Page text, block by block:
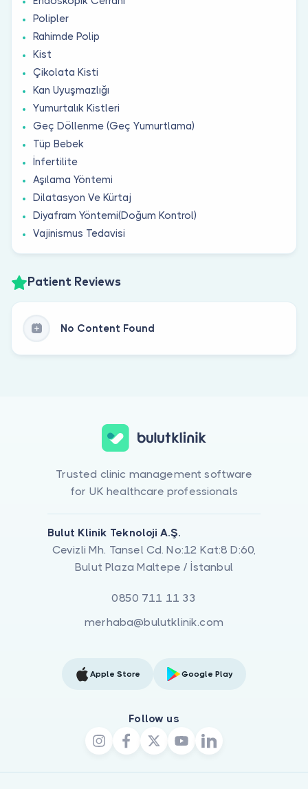
Polipler
Rahimde Polip
Kist
Çikolata Kisti
Kan Uyuşmazlığı
Yumurtalık Kistleri
Geç Döllenme (Geç Yumurtlama)
Tüp Bebek
İnfertilite
Aşılama Yöntemi
Dilatasyon Ve Kürtaj
Diyafram Yöntemi(Doğum Kontrol)
Vajinismus Tedavisi
Patient Reviews
No Content Found
Trusted clinic management software
for UK healthcare professionals
Bulut Klinik Teknoloji A.Ş.
Cevizli Mh. Tansel Cd. No:12 Kat:8 D:60,
Bulut Plaza Maltepe / İstanbul
0850 711 11 33
merhaba@bulutklinik.com
Apple Store Google Play
Follow us